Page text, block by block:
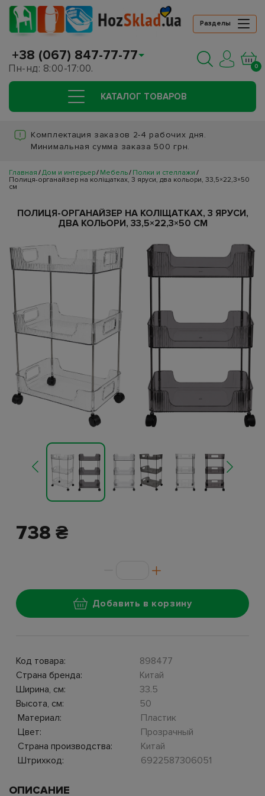
Разделы
+38 (067) 847-77-77
Пн-нд: 8:00-17:00. 0
КАТАЛОГ ТОВАРОВ
Комплектация заказов 2-4 рабочих дня.
Минимальная сумма заказа 500 грн.
Главная Дом и интерьер Мебель Полки и стеллажи
Полиця-органайзер на коліщатках, 3 яруси, два кольори, 33,5×22,3×50
см
ПОЛИЦЯ-ОРГАНАЙЗЕР НА КОЛІЩАТКАХ, 3 ЯРУСИ,
ДВА КОЛЬОРИ, 33,5×22,3×50 СМ
738 ₴
Добавить в корзину
Код товара:
898477
Страна бренда:
Китай
Ширина, см:
33.5
Высота, см:
50
Материал:
Пластик
Цвет:
Прозрачный
Страна производства:
Китай
Штрихкод:
6922587306051
ОПИСАНИЕ